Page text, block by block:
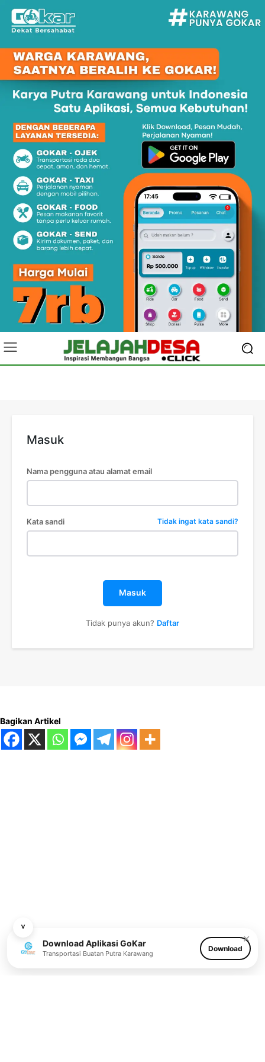
˅
✕
Download Aplikasi GoKar
Transportasi Buatan Putra Karawang
Download
Masuk
Nama pengguna atau alamat email
Kata sandi Tidak ingat kata sandi?
Masuk
Tidak punya akun? Daftar
Bagikan Artikel